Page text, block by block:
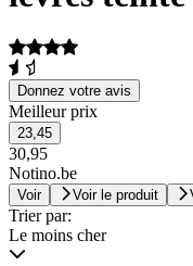
Donnez votre avis
Meilleur prix
23,45
30,95
Notino.be
Voir Voir le produit
Trier par:
Le moins cher